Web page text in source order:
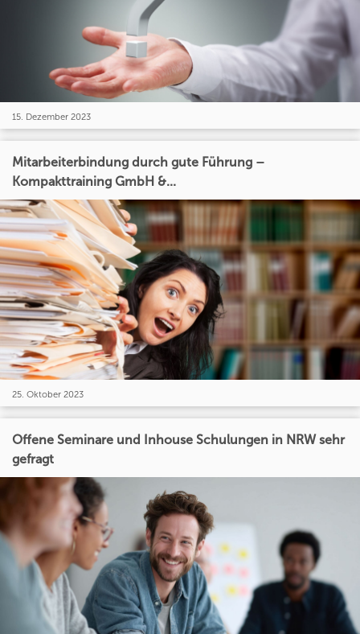
15. Dezember 2023
Mitarbeiterbindung durch gute Führung –
Kompakttraining GmbH &...
25. Oktober 2023
Offene Seminare und Inhouse Schulungen in NRW sehr
gefragt